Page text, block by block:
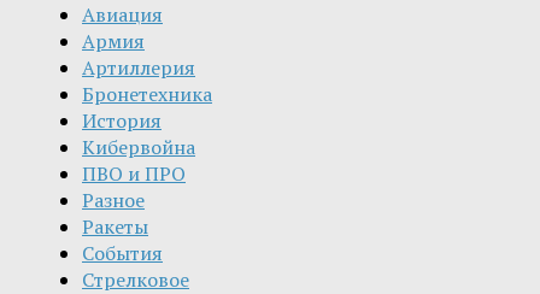
Авиация
Армия
Артиллерия
Бронетехника
История
Кибервойна
ПВО и ПРО
Разное
Ракеты
События
Стрелковое